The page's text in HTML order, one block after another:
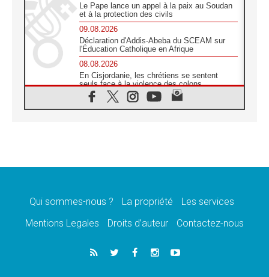
Le Pape lance un appel à la paix au Soudan
et à la protection des civils
09.08.2026
Déclaration d'Addis-Abeba du SCEAM sur
l'Éducation Catholique en Afrique
08.08.2026
En Cisjordanie, les chrétiens se sentent
seuls face à la violence des colons
08.08.2026
Léon XIV au sanctuaire de Notre Dame du
08.08.2026
08.08.2026
catholiques
Au Bangladesh, l'Église accompagne les
Dalits sur le chemin de la dignité
Qui sommes-nous ? La propriété
Les services
Mentions Legales
Droits d’auteur Contactez-nous